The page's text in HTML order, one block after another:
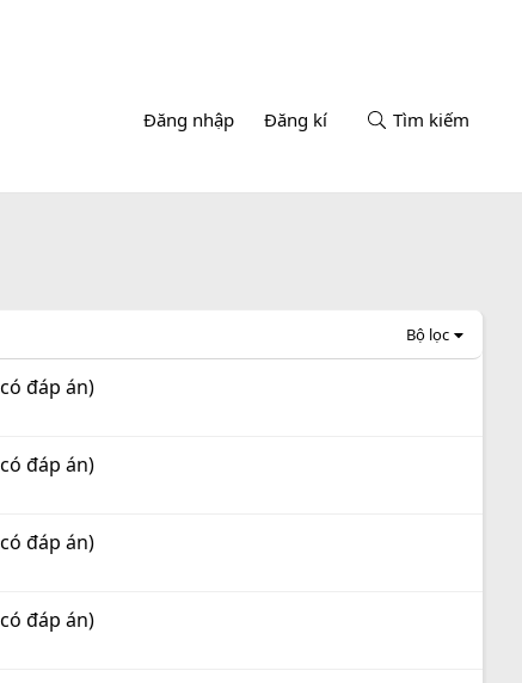
Đăng nhập Đăng kí Tìm kiếm
Bộ lọc
đáp án)
đáp án)
đáp án)
đáp án)